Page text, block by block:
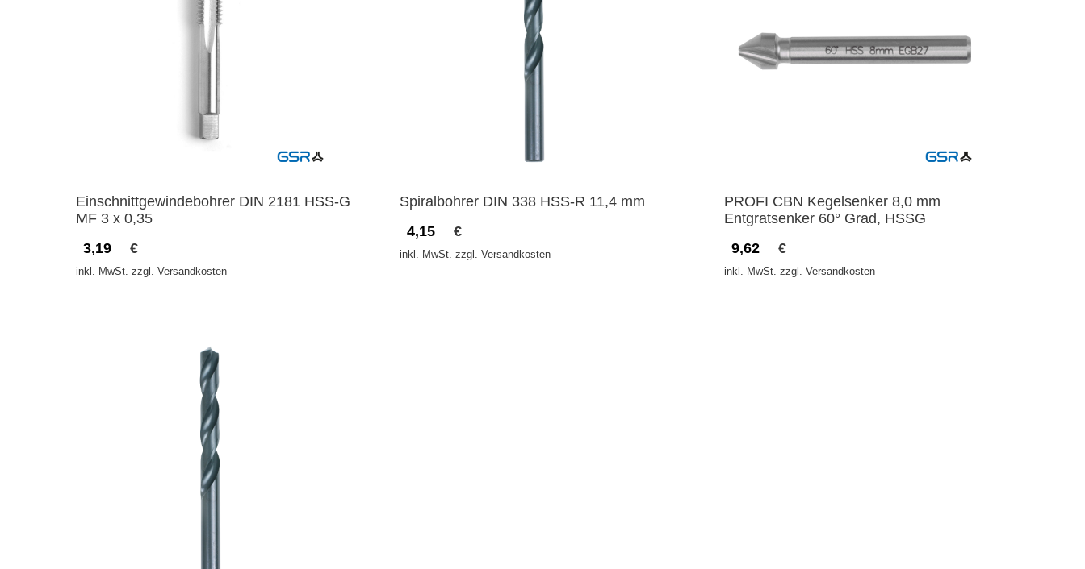
Einschnittgewindebohrer DIN 2181 HSS-G
MF 3 x 0,35
3,19
€
inkl. MwSt. zzgl. Versandkosten
Spiralbohrer DIN 338 HSS-R 11,4 mm
4,15
€
inkl. MwSt. zzgl. Versandkosten
PROFI CBN Kegelsenker 8,0 mm
Entgratsenker 60° Grad, HSSG
9,62
€
inkl. MwSt. zzgl. Versandkosten